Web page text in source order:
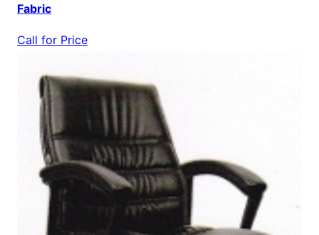
Fabric
Call for Price